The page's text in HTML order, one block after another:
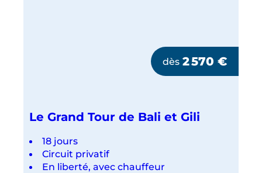
dès 2 570€
Le Grand Tour de Bali et Gili
18 jours
Circuit privatif
En liberté, avec chauffeur